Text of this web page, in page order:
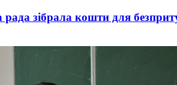
рада зібрала кошти для